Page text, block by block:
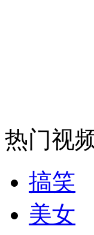
走！跟着总书
消防员救轻生者
热门视
搞笑
美女